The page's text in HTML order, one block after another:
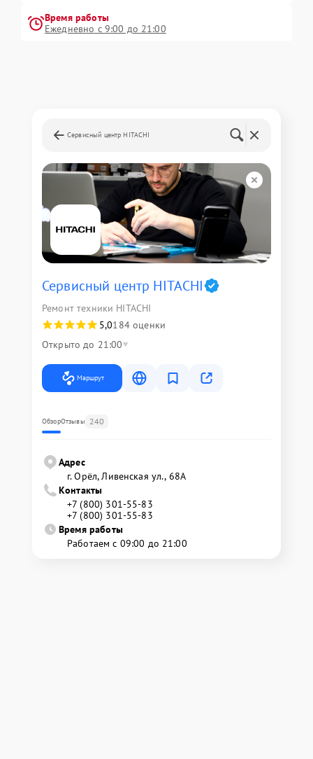
Время работы
Ежедневно с 9:00 до 21:00
Сервисный центр HITACHI
Сервисный центр HITACHI
Ремонт техники HITACHI
5,0184 оценки
Открыто до 21:00
Маршрут
ОбзорОтзывы 240
Адрес
г. Орёл, Ливенская ул., 68А
Контакты
+7 (800) 301-55-83
+7 (800) 301-55-83
Время работы
Работаем с 09:00 до 21:00